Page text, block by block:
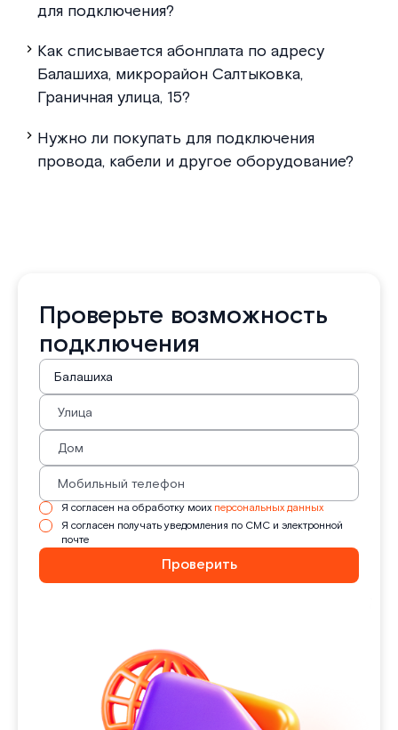
для подключения?
Как списывается абонплата по адресу
Балашиха, микрорайон Салтыковка,
Граничная улица, 15?
Нужно ли покупать для подключения
провода, кабели и другое оборудование?
Проверьте возможность
подключения
Я согласен на обработку моих персональных данных
Я согласен получать уведомления по СМС и электронной
почте
Проверить